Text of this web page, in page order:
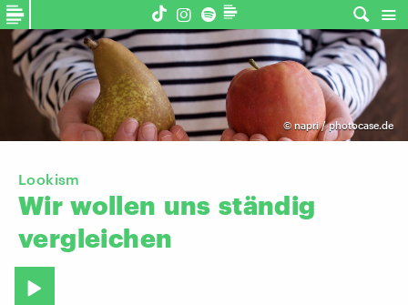
© napri / photocase.de
Lookism
Wir wollen uns ständig
vergleichen